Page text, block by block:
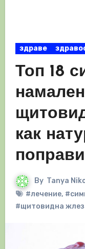
здраве
Топ 18
как
By Tanya
#лечение,
#щитовидна